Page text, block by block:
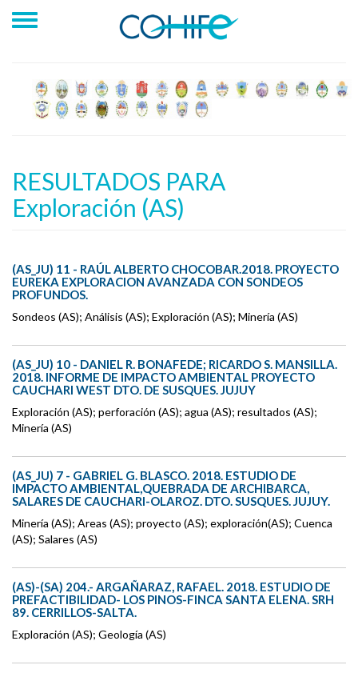
RESULTADOS PARA
Exploración (AS)
(AS_JU) 11 - RAÚL ALBERTO CHOCOBAR.2018. PROYECTO
EUREKA EXPLORACION AVANZADA CON SONDEOS
PROFUNDOS.
Sondeos (AS); Análisis (AS); Exploración (AS); Minería (AS)
(AS_JU) 10 - DANIEL R. BONAFEDE; RICARDO S. MANSILLA.
2018. INFORME DE IMPACTO AMBIENTAL PROYECTO
CAUCHARI WEST DTO. DE SUSQUES. JUJUY
Exploración (AS); perforación (AS); agua (AS); resultados (AS);
Minería (AS)
(AS_JU) 7 - GABRIEL G. BLASCO. 2018. ESTUDIO DE
IMPACTO AMBIENTAL,QUEBRADA DE ARCHIBARCA,
SALARES DE CAUCHARI-OLAROZ. DTO. SUSQUES. JUJUY.
Minería (AS); Areas (AS); proyecto (AS); exploración(AS); Cuenca
(AS); Salares (AS)
(AS)-(SA) 204.- ARGAÑARAZ, RAFAEL. 2018. ESTUDIO DE
PREFACTIBILIDAD- LOS PINOS-FINCA SANTA ELENA. SRH
89. CERRILLOS-SALTA.
Exploración (AS); Geología (AS)